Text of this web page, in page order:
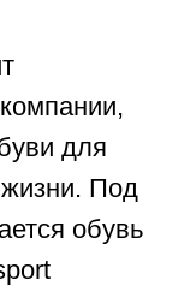
для
жизни. Под
обувь